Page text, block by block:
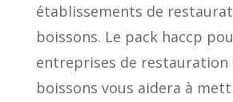
établissements de
boissons. Le pack haccp
entreprises de restauration
boissons vous aidera à